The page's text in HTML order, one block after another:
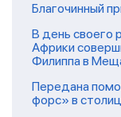
Благочинный
В день своего
Африки
Филиппа в
Передана
форс» в